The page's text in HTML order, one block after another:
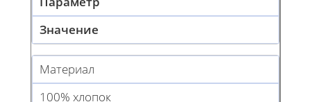
Значение
Материал
100% хлопок